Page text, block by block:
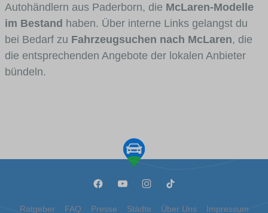
Autohändlern aus Paderborn, die McLaren-Modelle
im Bestand haben. Über interne Links gelangst du
bei Bedarf zu Fahrzeugsuchen nach McLaren, die
die entsprechenden Angebote der lokalen Anbieter
bündeln.
Ratgeber FAQ Presse Städte Über Uns Impressum